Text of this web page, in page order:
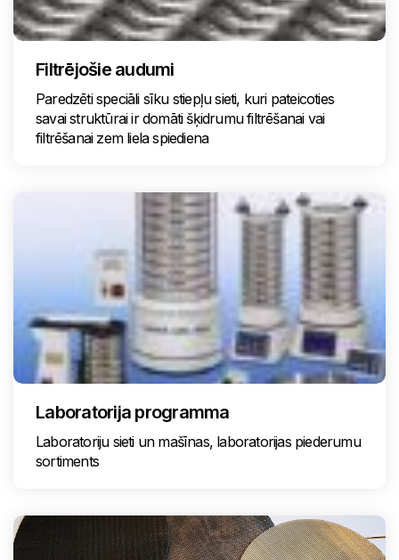
Filtrējošie audumi
Paredzēti speciāli sīku stiepļu sieti, kuri pateicoties
savai struktūrai ir domāti šķidrumu filtrēšanai vai
filtrēšanai zem liela spiediena
Laboratorija programma
Laboratoriju sieti un mašīnas, laboratorijas piederumu
sortiments